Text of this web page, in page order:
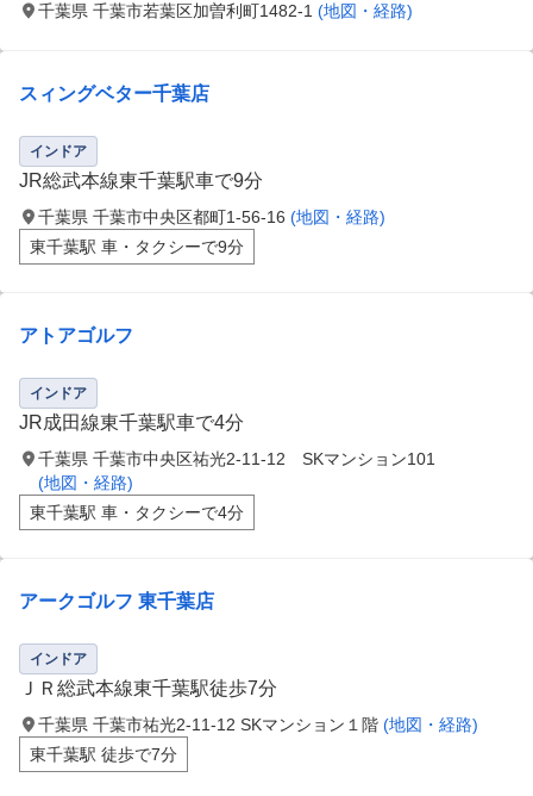
千葉県 千葉市若葉区加曽利町1482-1 (地図・経路)
スィングベター千葉店
インドア
JR総武本線東千葉駅車で9分
千葉県 千葉市中央区都町1-56-16 (地図・経路)
東千葉駅 車・タクシーで9分
アトアゴルフ
インドア
JR成田線東千葉駅車で4分
千葉県 千葉市中央区祐光2-11-12 SKマンション101
(地図・経路)
東千葉駅 車・タクシーで4分
アークゴルフ 東千葉店
インドア
ＪＲ総武本線東千葉駅徒歩7分
千葉県 千葉市祐光2-11-12 SKマンション１階 (地図・経路)
東千葉駅 徒歩で7分